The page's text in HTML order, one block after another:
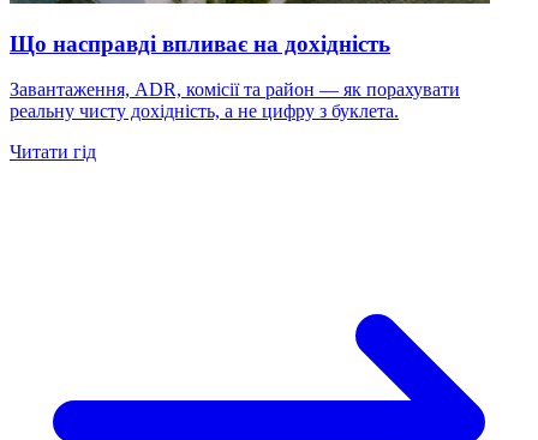
Що насправді впливає на дохідність
Завантаження, ADR, комісії та район — як порахувати
реальну чисту дохідність, а не цифру з буклета.
Читати гід